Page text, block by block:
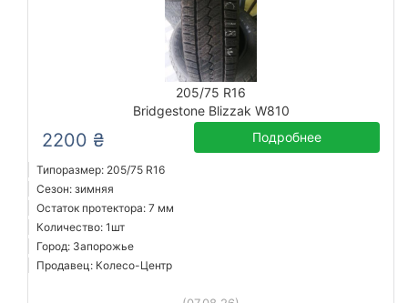
205/75 R16
Bridgestone Blizzak W810
2200 ₴ Подробнее
Типоразмер: 205/75 R16
Сезон: зимняя
Остаток протектора: 7 мм
Количество: 1шт
Город: Запорожье
Продавец: Колесо-Центр